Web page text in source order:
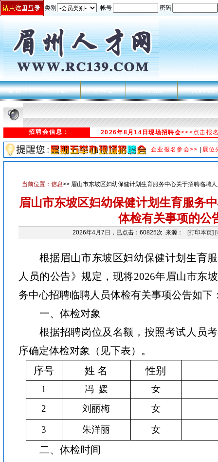
类别 帐号 密码
首 页 个人求职 招 聘 会 人才搜索 人事代理
招聘会信息： 2026年8月14日现场招聘会<<<点击报
企业报名参会>> 展位
当前位置： 信息>> 眉山市东坡区妇幼保健计划生育服务中心关于招聘临聘
眉山市东坡区妇幼保健计划生育服务
体检有关事项的公
2026年4月7日，已点击：60825次 来源： [打印本页] [
根据眉山市东坡区妇幼保健计划生育
人员的公告》规定，现将2026年眉山市东
务中心招聘临聘人员体检有关事项公告如下
一、体检对象
根据招聘岗位及名额，按照考试人员
序确定体检对象（见下表）。
序号
姓 名 性别
1 冯 媛
女
2
刘丽梅 女
3 朱洋丽 女
二、体检时间